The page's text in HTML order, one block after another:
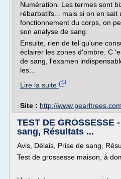
Numération. Les termes sont
rébarbatifs... mais si on en sait
fonctionnement du corps, on
son analyse de sang.
Ensuite, rien de tel qu'une
éclairer les zones d'ombre. C
de sang, l'examen
les...
Lire la suite
Site : http://www.pearltrees.com
TEST DE GROSSESSE
sang, Résultats ...
Avis, Délais, Prise de sang,
Test de grossesse maison, à